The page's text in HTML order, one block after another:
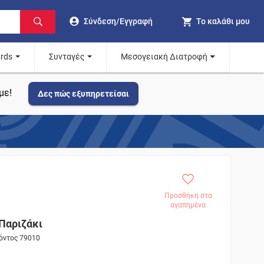
Σύνδεση/Εγγραφή Το καλάθι μου
Συνταγές Μεσογειακή Διατροφή
Δες πώς εξυπηρετείσαι
Προσθήκη στα
αγαπημένα
79010